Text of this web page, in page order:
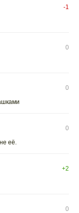
-1
0
0
0
её.
+2
0